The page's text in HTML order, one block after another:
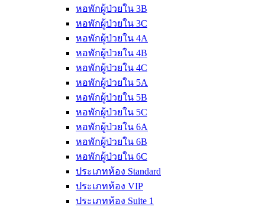
หอพักผู้ป่วยใน 3B
หอพักผู้ป่วยใน 3C
หอพักผู้ป่วยใน 4A
หอพักผู้ป่วยใน 4B
หอพักผู้ป่วยใน 4C
หอพักผู้ป่วยใน 5A
หอพักผู้ป่วยใน 5B
หอพักผู้ป่วยใน 5C
หอพักผู้ป่วยใน 6A
หอพักผู้ป่วยใน 6B
หอพักผู้ป่วยใน 6C
ประเภทห้อง Standard
ประเภทห้อง VIP
ประเภทห้อง Suite 1